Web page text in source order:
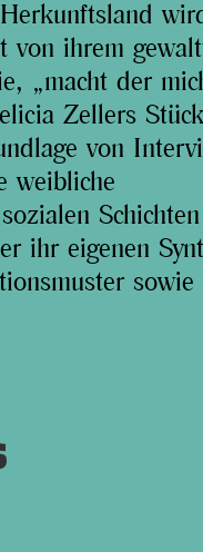
ihrem
„macht der
Zellers
von
weibliche
ihr eigenen
sowie